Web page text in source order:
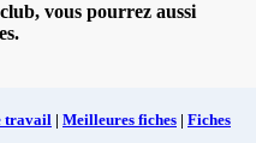
vous pourrez aussi
travail | Meilleures fiches | Fiches